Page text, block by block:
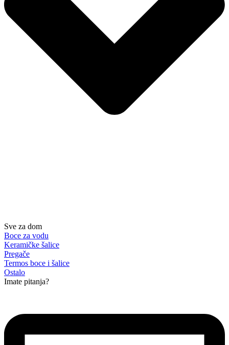
Sve za dom
Boce za vodu
Keramičke šalice
Pregače
Termos boce i šalice
Ostalo
Imate pitanja?